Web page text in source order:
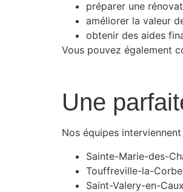
préparer une
améliorer la valeur
obtenir des aides
Vous pouvez également
Une
Nos équipes
Sainte-Marie-des-
Touffreville-la-
Saint-Valery-en-Caux